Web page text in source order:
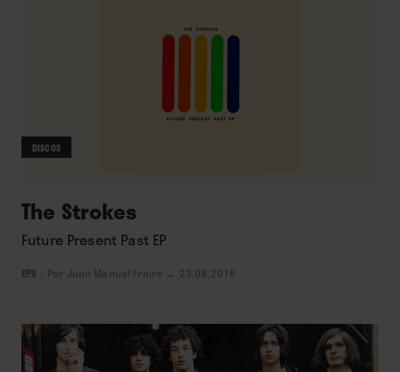
DISCOS
The Strokes
Future Present Past EP
EPS Por Juan Manuel Freire → 23.06.2016